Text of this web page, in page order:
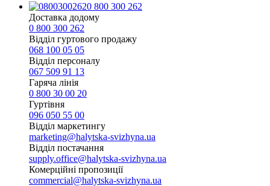
0 800 300 262
Доставка додому
0 800 300 262
Відділ гуртового продажу
068 100 05 05​
Відділ персоналу
067 509 91 13
Гаряча лінія
0 800 30 00 20
Гуртівня
096 050 55 00
Відділ маркетингу
marketing@halytska-svizhyna.ua
Відділ постачання
supply.office@halytska-svizhyna.ua
Комерційні пропозиції
commercial@halytska-svizhyna.ua